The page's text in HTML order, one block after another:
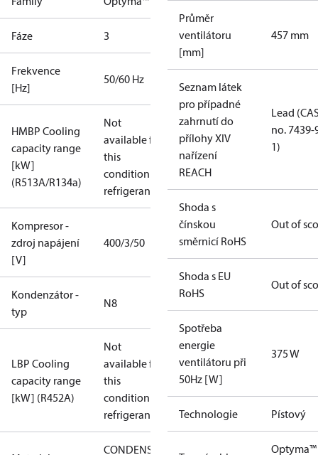
Fáze 3
Frekvence
[Hz]
50/60 Hz
HMBP Cooling
capacity range
[kW]
(R513A/R134a)
Not
available for
this
condition /
refrigerant
Kompresor -
zdroj napájení
[V]
400/3/50
Kondenzátor -
typ
N8
LBP Cooling
capacity range
[kW] (R452A)
Not
available for
this
condition /
refrigerant
CONDENSING
Průměr
ventilátoru
[mm]
457 mm
Seznam látek
pro případné
zahrnutí do
přílohy XIV
nařízení
REACH
Lead
no. 7439-
1)
Shoda s
čínskou
směrnicí RoHS
Out of
Shoda s EU
RoHS
Out of
Spotřeba
energie
ventilátoru při
50Hz [W]
375 W
Technologie Pístový
Optyma™